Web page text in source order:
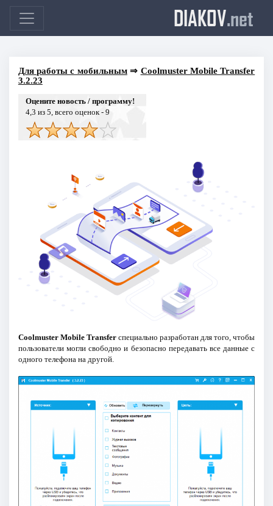
DIAKOV.net
Для работы с мобильным⇒ Coolmuster Mobile Transfer
3.2.23
Оцените новость / программу!
4,3 из 5, всего оценок - 9
Coolmuster Mobile Transferспециально разработан для того, чтобы
пользователи могли свободно и безопасно передавать все данные с
одного телефона на другой.